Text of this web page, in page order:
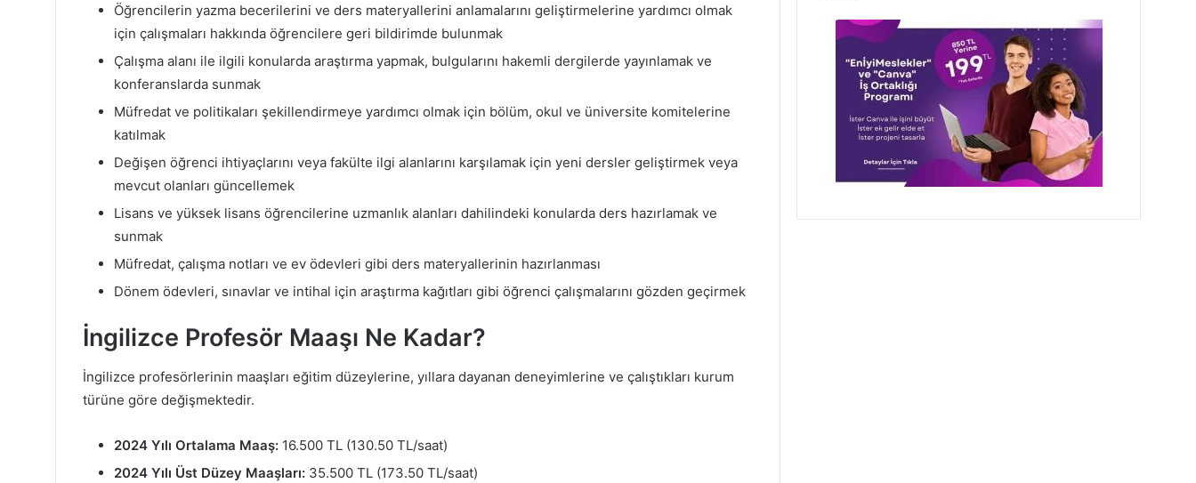
Öğrencilerin yazma becerilerini ve ders materyallerini anlamalarını geliştirmelerine yardımcı olmak
için çalışmaları hakkında öğrencilere geri bildirimde bulunmak
Çalışma alanı ile ilgili konularda araştırma yapmak, bulgularını hakemli dergilerde yayınlamak ve
konferanslarda sunmak
Müfredat ve politikaları şekillendirmeye yardımcı olmak için bölüm, okul ve üniversite komitelerine
katılmak
Değişen öğrenci ihtiyaçlarını veya fakülte ilgi alanlarını karşılamak için yeni dersler geliştirmek veya
mevcut olanları güncellemek
Lisans ve yüksek lisans öğrencilerine uzmanlık alanları dahilindeki konularda ders hazırlamak ve
sunmak
Müfredat, çalışma notları ve ev ödevleri gibi ders materyallerinin hazırlanması
Dönem ödevleri, sınavlar ve intihal için araştırma kağıtları gibi öğrenci çalışmalarını gözden geçirmek
İngilizce Profesör Maaşı Ne Kadar?
İngilizce profesörlerinin maaşları eğitim düzeylerine, yıllara dayanan deneyimlerine ve çalıştıkları kurum
türüne göre değişmektedir.
2024 Yılı Ortalama Maaş: 16.500 TL (130.50 TL/saat)
2024 Yılı Üst Düzey Maaşları: 35.500 TL (173.50 TL/saat)